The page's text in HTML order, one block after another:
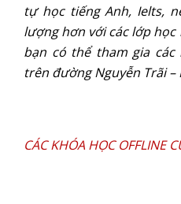
tự học tiếng Anh, Ielts,
lượng hơn với các lớp
bạn có thể tham gia
trên đường Nguyễn Trãi
CÁC KHÓA HỌC OFFLINE